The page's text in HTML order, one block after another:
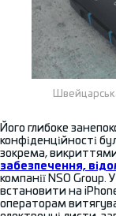
Його глибоке
конфіденційності
зокрема,
забезпечення,
компанії NSO Group.
встановити на
операторам